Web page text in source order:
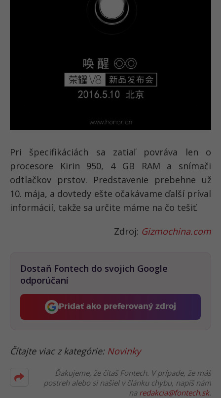
Pri špecifikáciách sa zatiaľ povráva len o
procesore Kirin 950, 4 GB RAM a snímači
odtlačkov prstov. Predstavenie prebehne už
10. mája, a dovtedy ešte očakávame ďalší príval
informácií, takže sa určite máme na čo tešiť.
Zdroj: Gizmochina.com
Dostaň Fontech do svojich Google
odporúčaní
Pridať ako preferovaný zdroj
Fontech, odkaz sa otvorí v
Čítajte viac z kategórie: Novinky
Ďakujeme, že čítaš Fontech. V prípade, že máš
postreh alebo si našiel v článku chybu, napíš nám
na redakcia@fontech.sk.